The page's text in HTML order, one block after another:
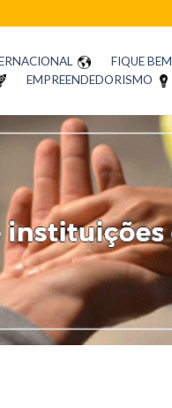
FIQUE BEM
EMPREENDEDORISMO